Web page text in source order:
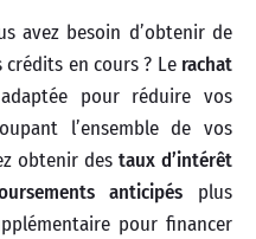
avez besoin d’obtenir de
en cours ? Le rachat
pour réduire vos
l’ensemble de vos
obtenir des taux d’intérêt
anticipés plus
pour financer